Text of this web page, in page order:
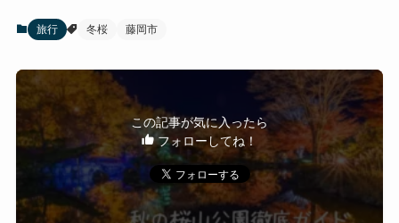
旅行 冬桜 藤岡市
この記事が気に入ったら
フォローしてね！